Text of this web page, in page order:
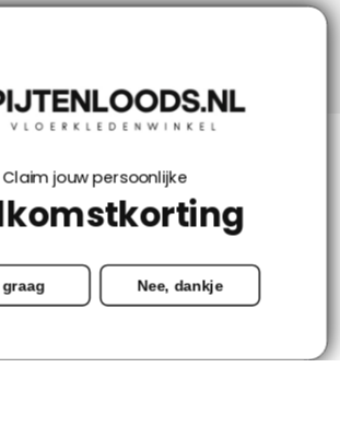
Claim jouw persoonlijke
Nee, dankje